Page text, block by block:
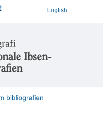
English
Ibsen-
bibliografien